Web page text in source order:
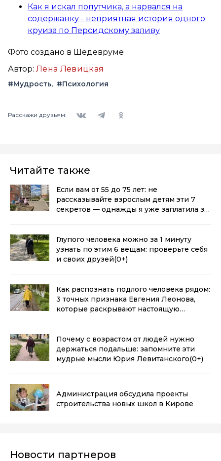
Как я искал попутчика, а нарвался на
содержанку - неприятная история одного
круиза по Персидскому заливу
Фото создано в Шедевруме
Автор: Лена Левицкая
#Мудрость #Психология
Расскажи друзьям:
Читайте также
Если вам от 55 до 75 лет: не
рассказывайте взрослым детям эти 7
секретов — однажды я уже заплатила за
Глупого человека можно за 1 минуту
узнать по этим 6 вещам: проверьте себя
и своих друзей(0+)
Как распознать подлого человека рядом:
3 точных признака Евгения Леонова,
которые раскрывают настоящую
Почему с возрастом от людей нужно
держаться подальше: запомните эти
мудрые мысли Юрия Левитанского(0+)
Администрация обсудила проекты
строительства новых школ в Кирове
Новости партнеров